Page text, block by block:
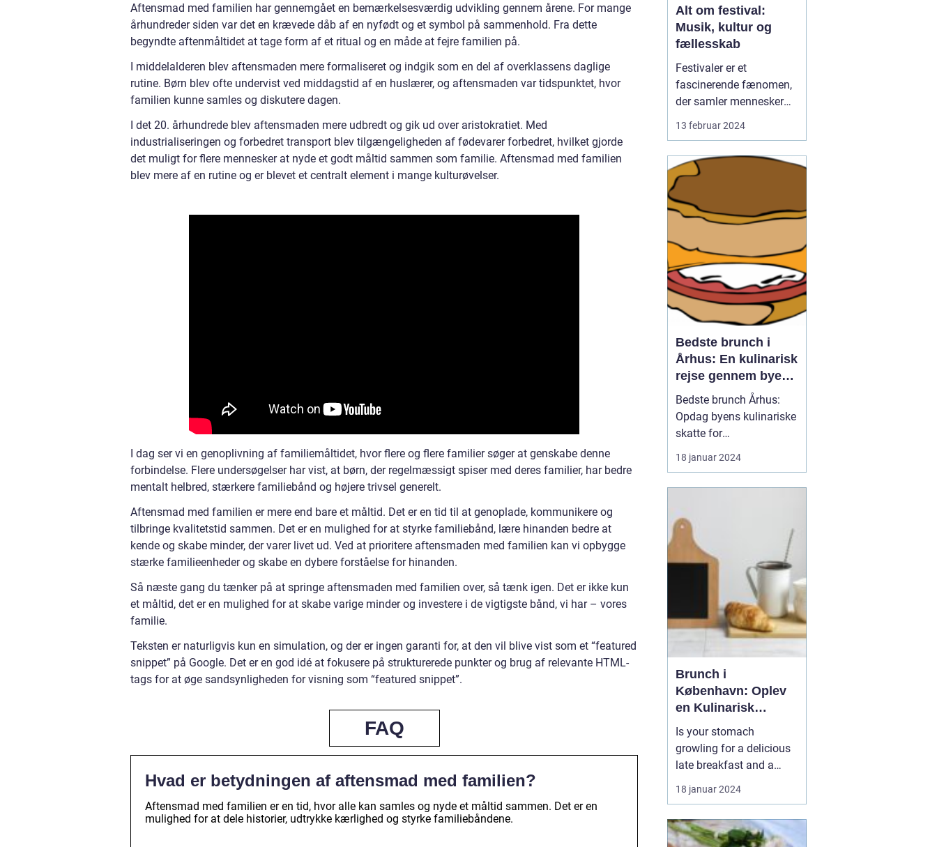
Aftensmad med familien har gennemgået en bemærkelsesværdig udvikling gennem årene. For mange
århundreder siden var det en krævede dåb af en nyfødt og et symbol på sammenhold. Fra dette
begyndte aftenmåltidet at tage form af et ritual og en måde at fejre familien på.
I middelalderen blev aftensmaden mere formaliseret og indgik som en del af overklassens daglige
rutine. Børn blev ofte undervist ved middagstid af en huslærer, og aftensmaden var tidspunktet, hvor
familien kunne samles og diskutere dagen.
I det 20. århundrede blev aftensmaden mere udbredt og gik ud over aristokratiet. Med
industrialiseringen og forbedret transport blev tilgængeligheden af fødevarer forbedret, hvilket gjorde
det muligt for flere mennesker at nyde et godt måltid sammen som familie. Aftensmad med familien
blev mere af en rutine og er blevet et centralt element i mange kulturøvelser.
I dag ser vi en genoplivning af familiemåltidet, hvor flere og flere familier søger at genskabe denne
forbindelse. Flere undersøgelser har vist, at børn, der regelmæssigt spiser med deres familier, har bedre
mentalt helbred, stærkere familiebånd og højere trivsel generelt.
Aftensmad med familien er mere end bare et måltid. Det er en tid til at genoplade, kommunikere og
tilbringe kvalitetstid sammen. Det er en mulighed for at styrke familiebånd, lære hinanden bedre at
kende og skabe minder, der varer livet ud. Ved at prioritere aftensmaden med familien kan vi opbygge
stærke familieenheder og skabe en dybere forståelse for hinanden.
Så næste gang du tænker på at springe aftensmaden med familien over, så tænk igen. Det er ikke kun
et måltid, det er en mulighed for at skabe varige minder og investere i de vigtigste bånd, vi har – vores
familie.
Teksten er naturligvis kun en simulation, og der er ingen garanti for, at den vil blive vist som et “featured
snippet” på Google. Det er en god idé at fokusere på strukturerede punkter og brug af relevante HTML-
tags for at øge sandsynligheden for visning som “featured snippet”.
FAQ
Hvad er betydningen af aftensmad med familien?
Aftensmad med familien er en tid, hvor alle kan samles og nyde et måltid sammen. Det er en
mulighed for at dele historier, udtrykke kærlighed og styrke familiebåndene.
Alt om festival:
Musik, kultur og
fællesskab
Festivaler er et
fascinerende fænomen,
der samler mennesker
fra alle verdens hjørner i
fællesskab. Uanset om
det er en lokal
gadefestival eller en stor
international
festivaler en unik ...
13 februar 2024
Bedste brunch i
Århus: En kulinarisk
rejse gennem byens
smagfulde
morgenmåltider for
eventyrrejsende og
Bedste brunch Århus:
Opdag byens kulinariske
skatte for
eventyrrejsende og
backpackere Indledning:
oplevelser, herunder en
blomstrende madscene.
En af de mest populære
gastronomiske
tendenser i byen er ...
18 januar 2024
Brunch i
København: Oplev
en Kulinarisk
Eventyrrejse
Is your stomach
growling for a delicious
late breakfast and a
hearty lunch combined?
Look no further than
dining experience that
18 januar 2024